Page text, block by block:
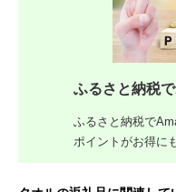
ふるさと納税
ふるさと納税で
ポイントがお得に